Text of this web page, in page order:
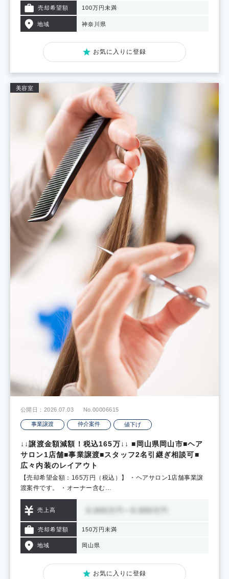
売却希望額 100万円未満
地域 神奈川県
お気に入りに登録
美容室
公開日：2026.07.03 No.00006615
事業譲渡 仲介案件 値下げ
↓↓譲渡金額減額！税込165万↓↓ ■岡山県岡山市■ヘア
サロン1店舗■事業譲渡■スタッフ2名引継ぎ相談可■
広々内装のレイアウト
【売却希望金額：165万円（税込）】 ・ヘアサロン1店舗事業譲
渡案件です。 ・オーナー含む…
売上高
売却希望額 150万円未満
地域 岡山県
お気に入りに登録